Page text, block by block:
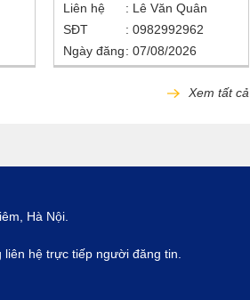
Liên hệ
Lê Văn Quân
SĐT
0982992962
Ngày đăng
07/08/2026
Xem tất cả
Hà Nội.
hệ trực tiếp người đăng tin.